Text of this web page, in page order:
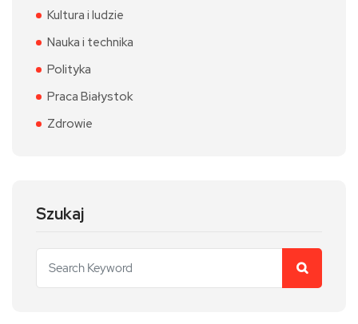
Kultura i ludzie
Nauka i technika
Polityka
Praca Białystok
Zdrowie
Szukaj